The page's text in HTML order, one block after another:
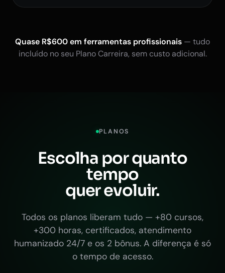
Quase R$600 em ferramentas profissionais — tudo
incluído no seu Plano Carreira, sem custo adicional.
PLANOS
Escolha por quanto
tempo
quer evoluir.
Todos os planos liberam tudo — +80 cursos,
+300 horas, certificados, atendimento
humanizado 24/7 e os 2 bônus. A diferença é só
o tempo de acesso.